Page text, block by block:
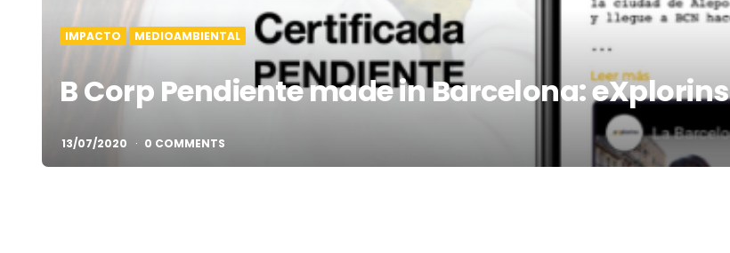
IMPACTO MEDIOAMBIENTAL
B Corp Pendiente made in Barcelona: eXplorins
13/07/2020 0 COMMENTS